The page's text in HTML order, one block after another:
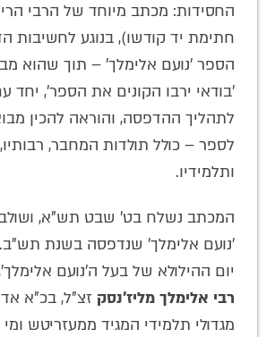
החסידות: מכתב מיוחד של הרבי
חתימת יד קודשו), בנוגע לחשיבות
הספר 'נועם אלימלך' – תוך שהוא
'בודאי ירבו הקונים את הספר', יחד
לתהליך ההדפסה, והוראה להכין
לספר – כולל תולדות המחבר, רבותיו,
ותלמידיו.
המכתב נשלח בט' שבט תש"א,
'נועם אלימלך' שנדפסה בשנת תש"ב.
יום ההילולא של בעל ה'נועם
רבי אלימלך מליז'נסק זצ"ל, בכ"א
מגדולי תלמידי המגיד ממעזריטש